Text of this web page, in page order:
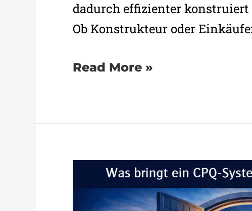
dadurch effizienter
Ob Konstrukteur oder
Read More »
bringt